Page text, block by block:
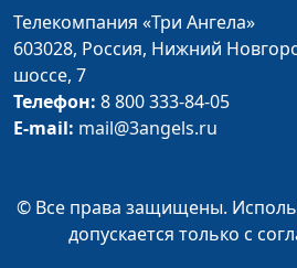
из храма?
Можно ли помочь человеку
прийти к Богу?
Как бороться со страстями?
Телекомпания «Три Ангела»
603028, Россия, Нижний
шоссе, 7
Телефон: 8 800 333-84-05
E-mail: mail@3angels.ru
© Все права защищены.
допускается только с